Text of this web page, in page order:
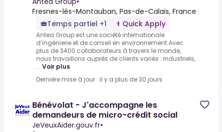
Fresnes-lès-Montauban, Pas-de-Calais, France
Temps partiel +1
Quick Apply
Antea Group est une société internationale
d’ingénierie et de conseil en environnement.Avec
plus de 3400 collaborateurs à travers le monde,
nous travaillons auprès de clients variés : industriels,
... Voir plus
Dernière mise à jour : il y a plus de 30 jours
Bénévolat - J'accompagne les
demandeurs de micro-crédit social
JeVeuxAider.gouv.fr•